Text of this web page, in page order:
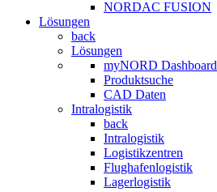
NORDAC FUSION
Lösungen
back
Lösungen
myNORD Dashboard
Produktsuche
CAD Daten
Intralogistik
back
Intralogistik
Logistikzentren
Flughafenlogistik
Lagerlogistik